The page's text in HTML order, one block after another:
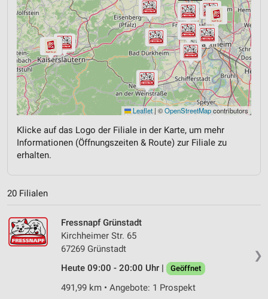
Leaflet | ©OpenStreetMapcontributors
Klicke auf das Logo der Filiale in der Karte, um mehr
Informationen (Öffnungszeiten & Route) zur Filiale zu
erhalten.
20 Filialen
❯
Fressnapf Grünstadt
Kirchheimer Str. 65
67269 Grünstadt
Heute 09:00 - 20:00 Uhr |
Geöffnet
491,99 km • Angebote: 1 Prospekt